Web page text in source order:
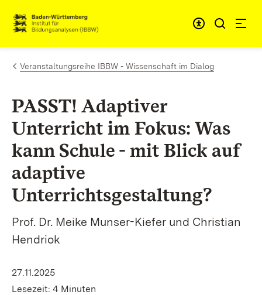
Zum Inhalt springen
Link zur Startseite
Veranstaltungsreihe IBBW - Wissenschaft im Dialog
PASST! Adaptiver
Unterricht im Fokus: Was
kann Schule - mit Blick auf
adaptive
Unterrichtsgestaltung?
Prof. Dr. Meike Munser-Kiefer und Christian
Hendriok
27.11.2025
Lesezeit: 4 Minuten